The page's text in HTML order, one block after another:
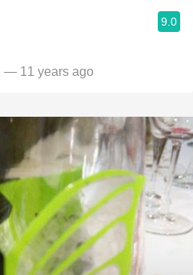
9.0
— 11 years ago